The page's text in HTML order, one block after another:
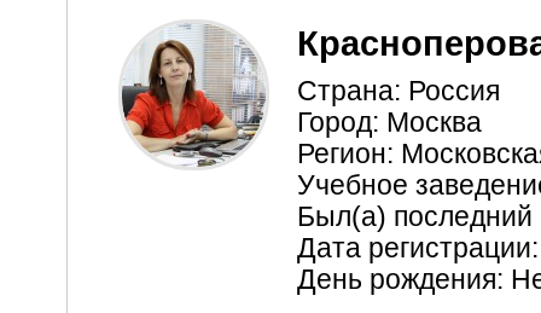
Страна: Россия
Город: Москва
Регион:
Учебное
Был(а) последний
Дата
День рождения: